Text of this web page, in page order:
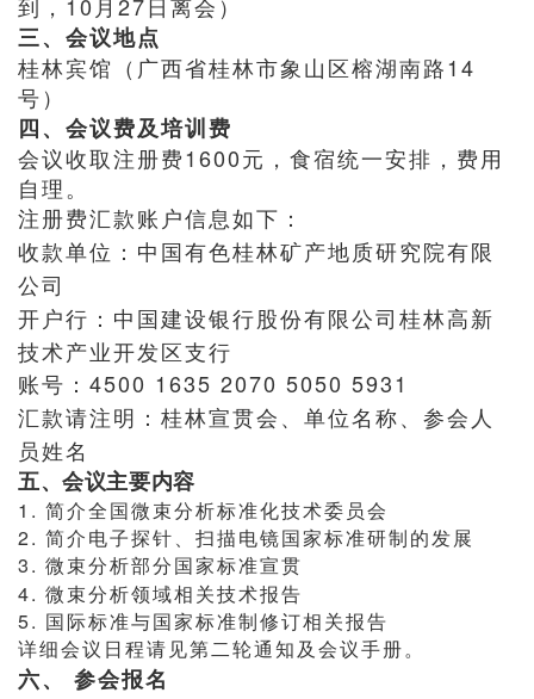
到，10月27日离会）
三、会议地点
桂林宾馆（广西省桂林市象山区榕湖南路14
号）
四、会议费及培训费
会议收取注册费1600元，食宿统一安排，费用
自理。
注册费汇款账户信息如下：
收款单位：中国有色桂林矿产地质研究院有限
公司
开户行：中国建设银行股份有限公司桂林高新
技术产业开发区支行
账号：4500 1635 2070 5050 5931
汇款请注明：桂林宣贯会、单位名称、参会人
员姓名
五、会议主要内容
1. 简介全国微束分析标准化技术委员会
2. 简介电子探针、扫描电镜国家标准研制的发展
3. 微束分析部分国家标准宣贯
4. 微束分析领域相关技术报告
5. 国际标准与国家标准制修订相关报告
详细会议日程请见第二轮通知及会议手册。
六、 参会报名